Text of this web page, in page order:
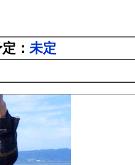
： 未定